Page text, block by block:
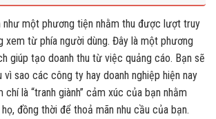
một phương tiện nhằm thu được lượt truy
xem từ phía người dùng. Đây là một phương
giúp tạo doanh thu từ việc quảng cáo. Bạn sẽ
vì sao các công ty hay doanh nghiệp hiện nay
chí là “tranh giành” cảm xúc của bạn nhằm
đồng thời để thoả mãn nhu cầu của bạn.